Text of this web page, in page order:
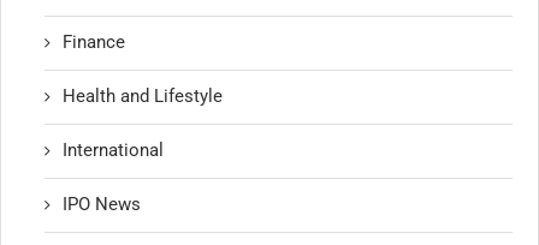
Finance
Health and Lifestyle
International
IPO News